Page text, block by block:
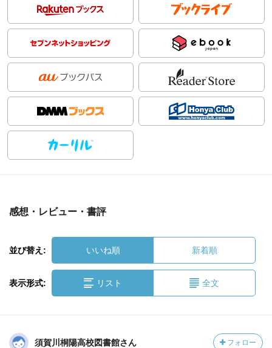
感想・レビュー・書評
並び替え: いいね順 新着順
表示形式: リスト 全文
須賀川桐陽高校図書館さん フォロー